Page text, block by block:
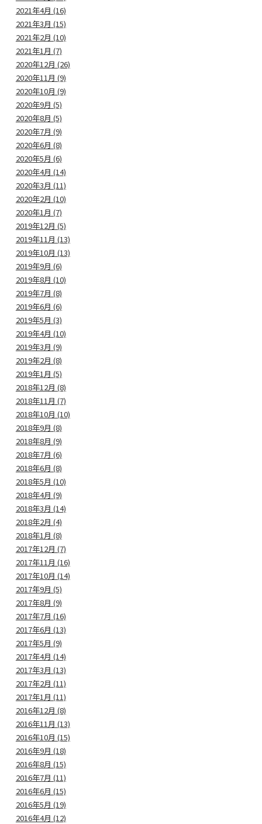
2021年4月 (16)
2021年3月 (15)
2021年2月 (10)
2021年1月 (7)
2020年12月 (26)
2020年11月 (9)
2020年10月 (9)
2020年9月 (5)
2020年8月 (5)
2020年7月 (9)
2020年6月 (8)
2020年5月 (6)
2020年4月 (14)
2020年3月 (11)
2020年2月 (10)
2020年1月 (7)
2019年12月 (5)
2019年11月 (13)
2019年10月 (13)
2019年9月 (6)
2019年8月 (10)
2019年7月 (8)
2019年6月 (6)
2019年5月 (3)
2019年4月 (10)
2019年3月 (9)
2019年2月 (8)
2019年1月 (5)
2018年12月 (8)
2018年11月 (7)
2018年10月 (10)
2018年9月 (8)
2018年8月 (9)
2018年7月 (6)
2018年6月 (8)
2018年5月 (10)
2018年4月 (9)
2018年3月 (14)
2018年2月 (4)
2018年1月 (8)
2017年12月 (7)
2017年11月 (16)
2017年10月 (14)
2017年9月 (5)
2017年8月 (9)
2017年7月 (16)
2017年6月 (13)
2017年5月 (9)
2017年4月 (14)
2017年3月 (13)
2017年2月 (11)
2017年1月 (11)
2016年12月 (8)
2016年11月 (13)
2016年10月 (15)
2016年9月 (18)
2016年8月 (15)
2016年7月 (11)
2016年6月 (15)
2016年5月 (19)
2016年4月 (12)